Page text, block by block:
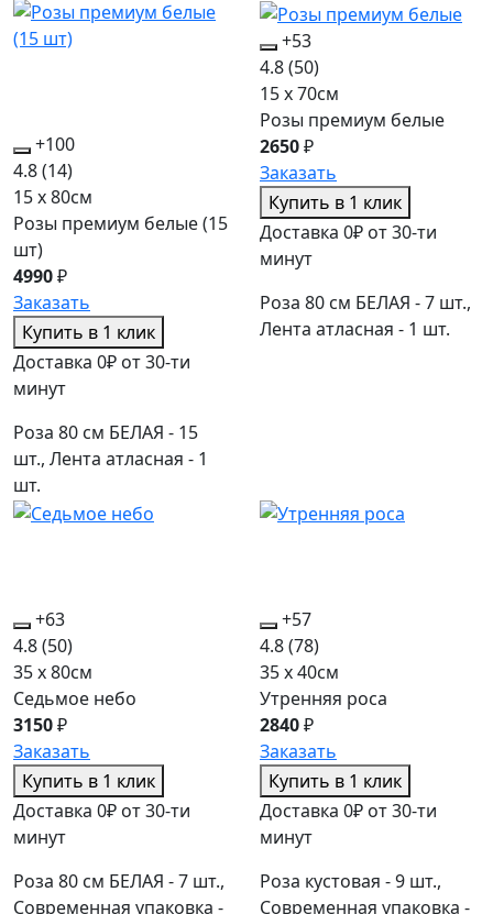
+100
4.8(14)
15 x 80см
Розы премиум белые (15
шт)
4990₽
Заказать
Купить в 1 клик
Доставка 0₽ от 30-ти
минут
Роза 80 см БЕЛАЯ - 15
шт., Лента атласная - 1
шт.
+53
4.8(50)
15 x 70см
Розы премиум белые
2650₽
Заказать
Купить в 1 клик
Доставка 0₽ от 30-ти
минут
Роза 80 см БЕЛАЯ - 7 шт.,
Лента атласная - 1 шт.
+63
4.8(50)
35 x 80см
Седьмое небо
3150₽
Заказать
Купить в 1 клик
Доставка 0₽ от 30-ти
минут
Роза 80 см БЕЛАЯ - 7 шт.,
Современная упаковка -
+57
4.8(78)
35 x 40см
Утренняя роса
2840₽
Заказать
Купить в 1 клик
Доставка 0₽ от 30-ти
минут
Роза кустовая - 9 шт.,
Современная упаковка -